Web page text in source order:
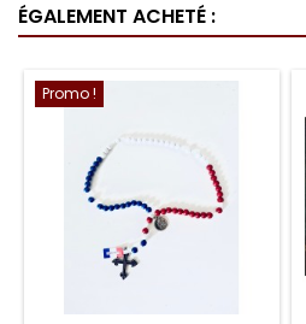
ÉGALEMENT ACHETÉ :
Promo !